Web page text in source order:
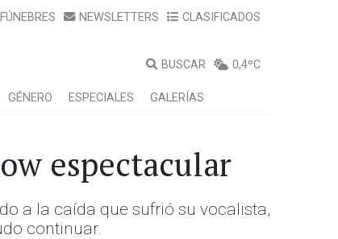
FÚNEBRES NEWSLETTERS CLASIFICADOS
BUSCAR 0,4ºC
GÉNERO ESPECIALES GALERÍAS
espectacular
a la caída que sufrió su vocalista,
continuar.